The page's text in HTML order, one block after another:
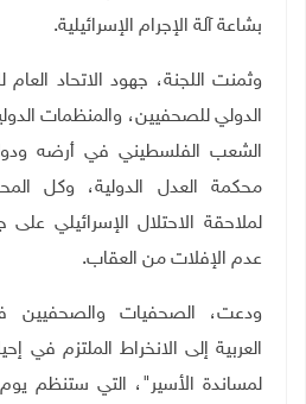
بشاعة آلة الإجرام الإسرائيلية.
وثمنت اللجنة، جهود الاتحاد العام
الدولي للصحفيين، والمنظمات
الشعب الفلسطيني في أرضه
محكمة العدل الدولية، وكل
لملاحقة الاحتلال الإسرائيلي
عدم الإفلات من العقاب.
ودعت، الصحفيات والصحفيين
العربية إلى الانخراط الملتزم في
لمساندة الأسير"، التي ستنظم يوم